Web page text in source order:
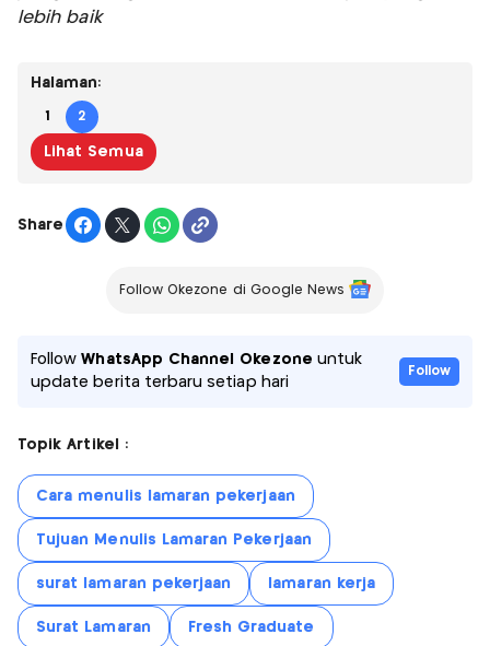
lebih baik
Halaman:
1 2
Lihat Semua
Share
Follow Okezone di Google News
FollowWhatsApp Channel Okezone untuk
update berita terbaru setiap hari
Follow
Topik Artikel :
Cara menulis lamaran pekerjaan
Tujuan Menulis Lamaran Pekerjaan
surat lamaran pekerjaan lamaran kerja
Surat Lamaran Fresh Graduate